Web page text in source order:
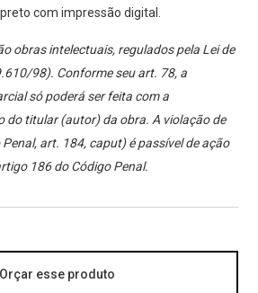
com impressão digital.
obras intelectuais, regulados pela Lei de
98). Conforme seu art. 78, a
só poderá ser feita com a
do titular (autor) da obra. A violação de
art. 184, caput) é passível de ação
186 do Código Penal.
Orçar esse produto